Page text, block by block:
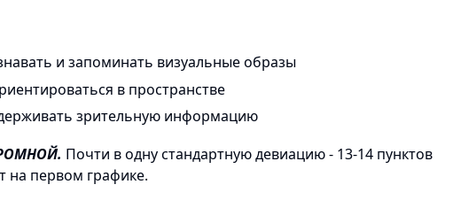
и запоминать визуальные образы
в пространстве
зрительную информацию
Почти в одну стандартную девиацию - 13-14 пунктов
на первом графике.